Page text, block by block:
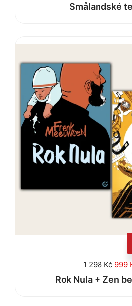
Smålandské
1 298Kč 999
Rok Nula + Zen